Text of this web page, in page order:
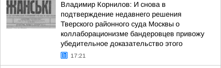
Владимир Корнилов: И снова в
подтверждение недавнего решения
Тверского районного суда Москвы о
коллаборационизме бандеровцев привожу
убедительное доказательство этого
17:21